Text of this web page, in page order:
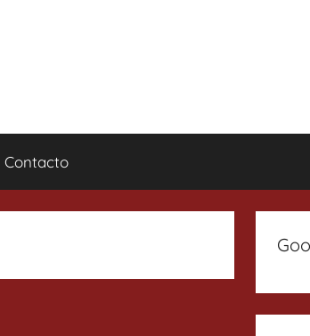
Contacto